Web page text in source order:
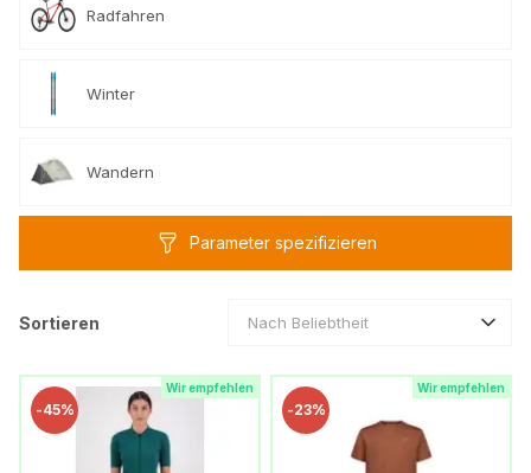
Radfahren
Winter
Wandern
Parameter spezifizieren
Sortieren Nach Beliebtheit
Wir empfehlen
-45%
Wir empfehlen
-23%